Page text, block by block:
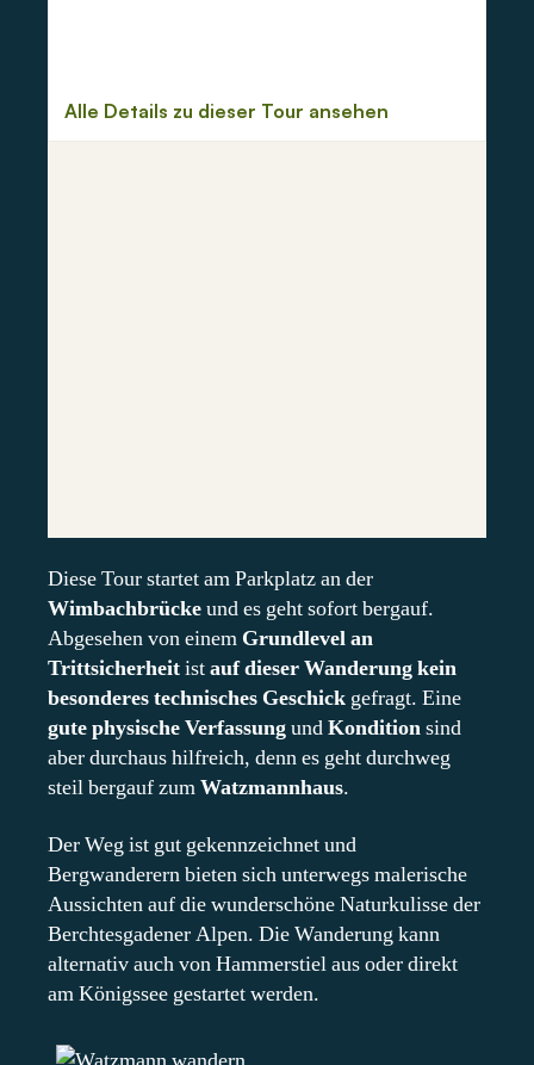
Diese Tour startet am Parkplatz an der
Wimbachbrückeund es geht sofort bergauf.
Abgesehen von einem Grundlevel an
Trittsicherheitistauf dieser Wanderung kein
besonderes technisches Geschick gefragt. Eine
gute physische VerfassungundKonditionsind
aber durchaus hilfreich, denn es geht durchweg
steil bergauf zumWatzmannhaus.
Der Weg ist gut gekennzeichnet und
Bergwanderern bieten sich unterwegs malerische
Aussichten auf die wunderschöne Naturkulisse der
Berchtesgadener Alpen. Die Wanderung kann
alternativ auch von Hammerstiel aus oder direkt
am Königssee gestartet werden.